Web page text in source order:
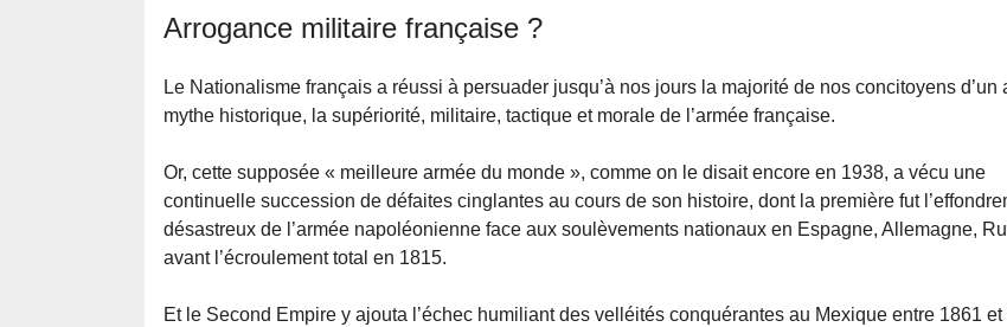
Arrogance militaire française ?
Le Nationalisme français a réussi à persuader jusqu’à nos jours la majorité de nos concitoyens d’un
mythe historique, la supériorité, militaire, tactique et morale de l’armée française.
Or, cette supposée « meilleure armée du monde », comme on le disait encore en 1938, a vécu une
continuelle succession de défaites cinglantes au cours de son histoire, dont la première fut
désastreux de l’armée napoléonienne face aux soulèvements nationaux en Espagne, Allemagne,
avant l’écroulement total en 1815.
Et le Second Empire y ajouta l’échec humiliant des velléités conquérantes au Mexique entre 1861 et